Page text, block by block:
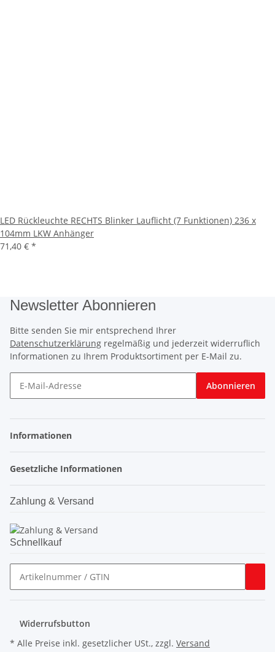
LED Rückleuchte RECHTS Blinker Lauflicht (7 Funktionen) 236 x
104mm LKW Anhänger
71,40 € *
Newsletter Abonnieren
Bitte senden Sie mir entsprechend Ihrer
Datenschutzerklärung regelmäßig und jederzeit widerruflich
Informationen zu Ihrem Produktsortiment per E-Mail zu.
Abonnieren
Informationen
Gesetzliche Informationen
Zahlung & Versand
Schnellkauf
Widerrufsbutton
* Alle Preise inkl. gesetzlicher USt., zzgl. Versand